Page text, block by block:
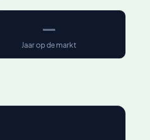
—
Jaar op de markt